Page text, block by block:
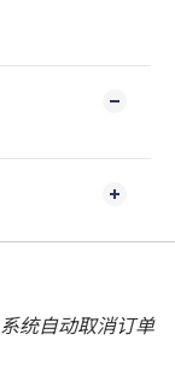
统自动取消订单